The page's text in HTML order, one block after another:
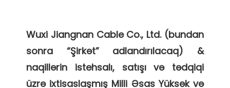
Wuxi Jiangnan Cable Co., Ltd. (bundan
sonra “Şirkət” adlandırılacaq) &
naqillərin istehsalı, satışı və tədqiqi
üzrə ixtisaslaşmış Milli Əsas Yüksək və